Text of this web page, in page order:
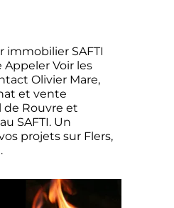
immobilier SAFTI
Appeler Voir les
Olivier Mare,
et vente
de Rouvre et
SAFTI. Un
projets sur Flers,